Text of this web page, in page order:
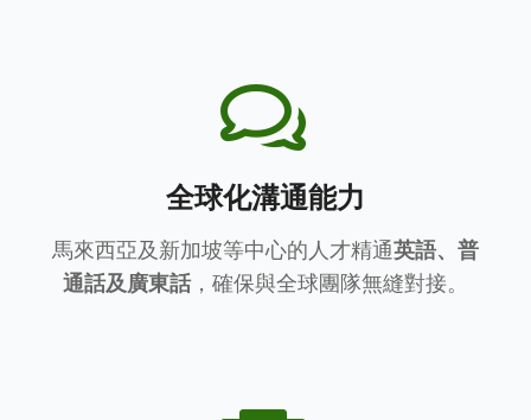
全球化溝通能力
馬來西亞及新加坡等中心的人才精通英語、普
通話及廣東話，確保與全球團隊無縫對接。